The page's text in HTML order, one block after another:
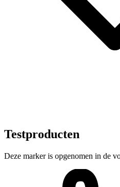
Testproducten
Deze marker is opgenomen in de